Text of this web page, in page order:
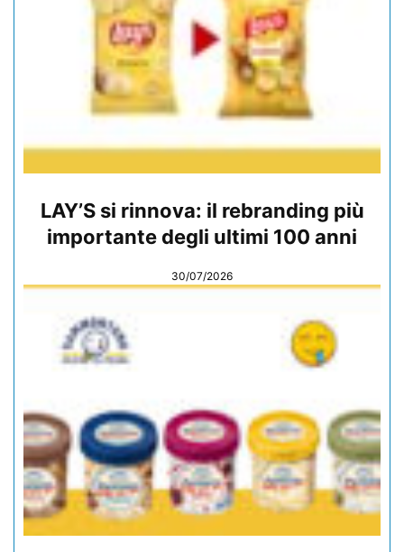
LAY’S si rinnova: il rebranding più
importante degli ultimi 100 anni
30/07/2026